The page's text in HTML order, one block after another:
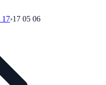
17›17 05 06